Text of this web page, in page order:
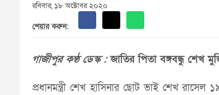
রবিবার, ১৮ অক্টোবর ২০২০
শেয়ার করুন:
গাজীপুর কণ্ঠ ডেস্ক :জাতির পিতা বঙ্গবন্ধু শেখ
প্রধানমন্ত্রী শেখ হাসিনার ছোট ভাই শেখ